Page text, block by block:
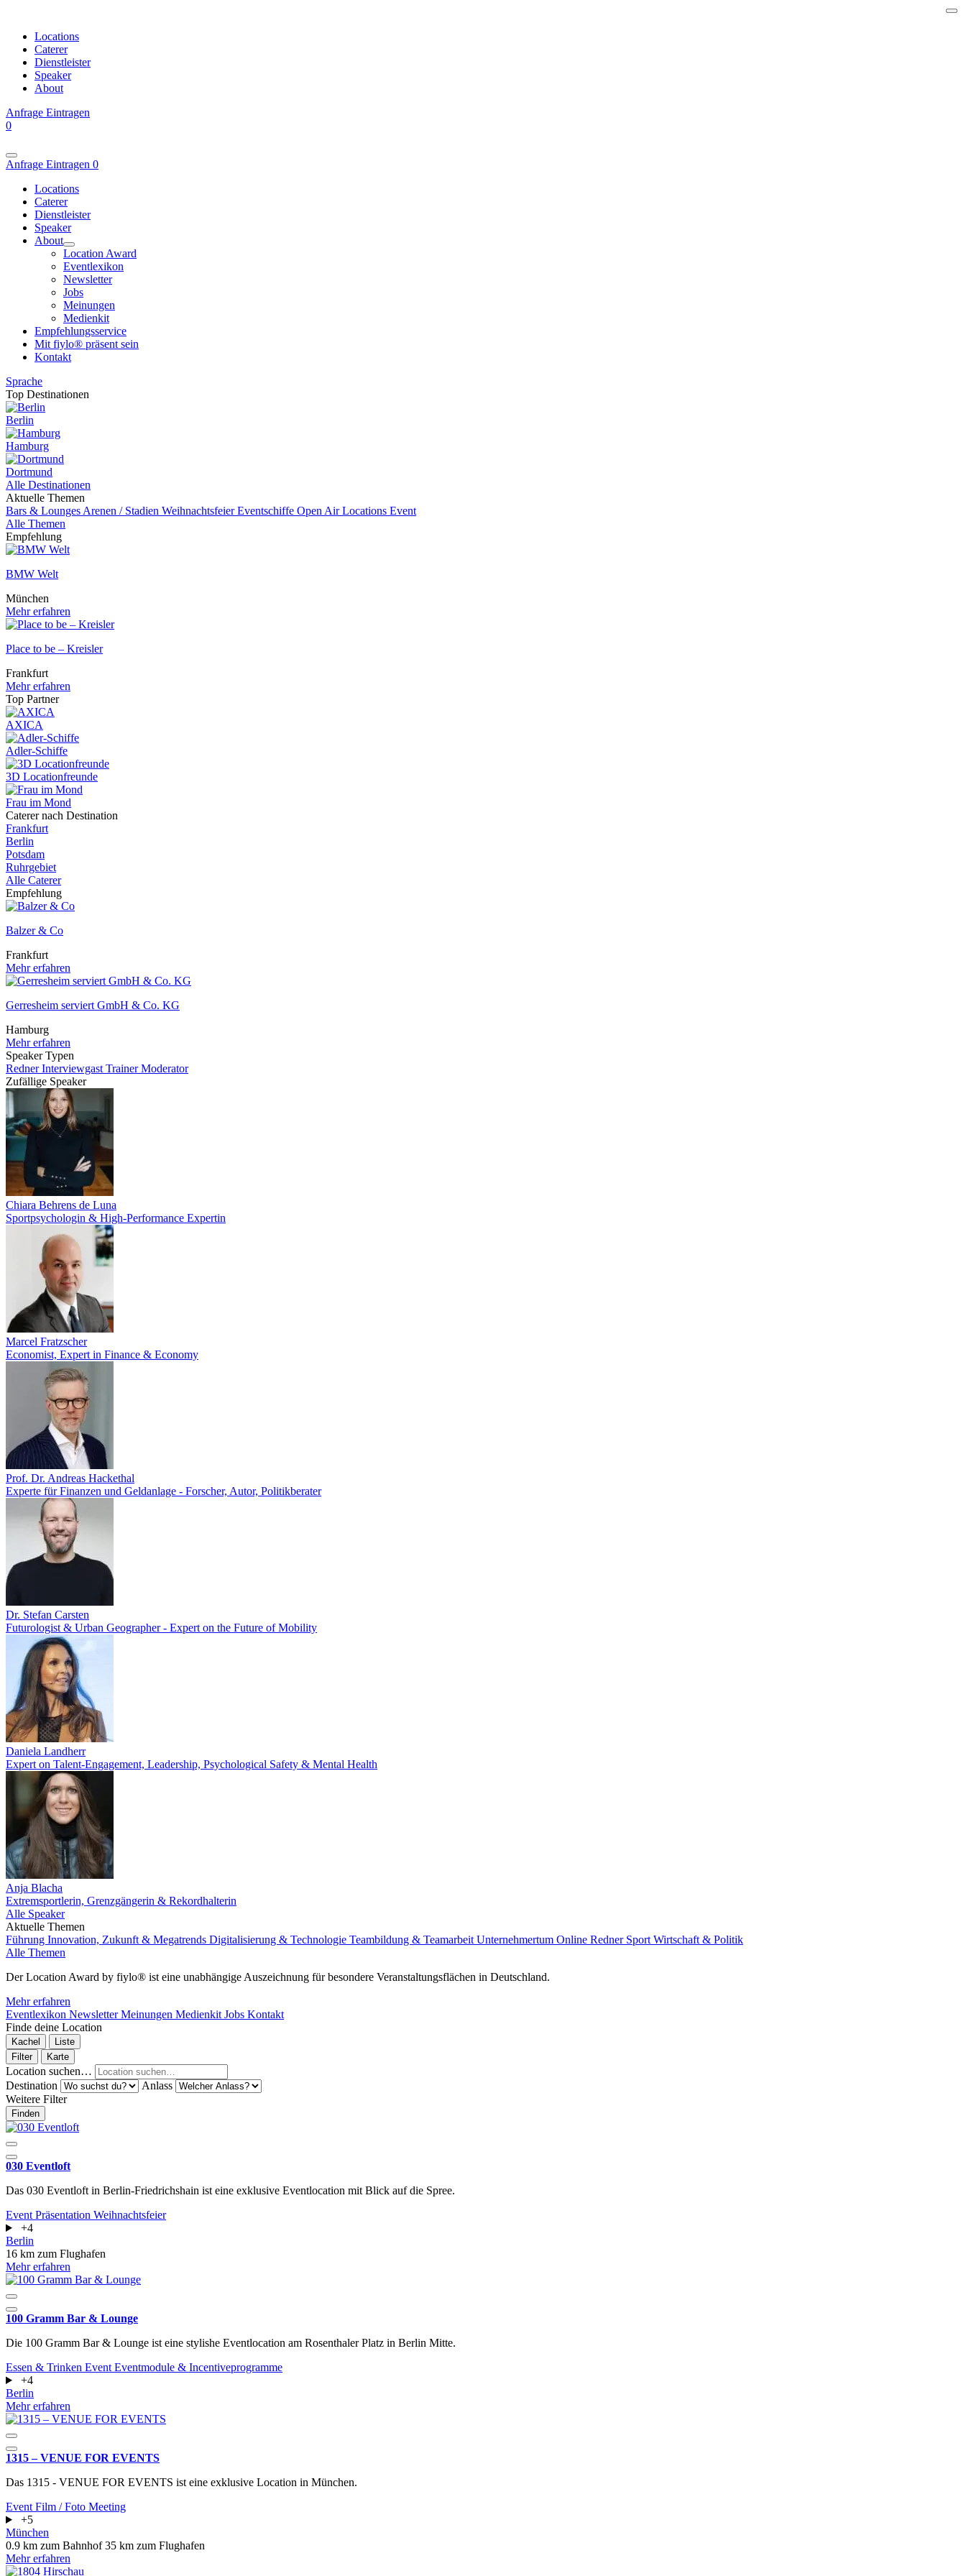
Locations
Caterer
Dienstleister
Speaker
About
Anfrage Eintragen
0
Anfrage Eintragen 0
Locations
Caterer
Dienstleister
Speaker
About
Location Award
Eventlexikon
Newsletter
Jobs
Meinungen
Medienkit
Empfehlungsservice
Mit fiylo® präsent sein
Kontakt
Sprache
Top Destinationen
Berlin
Hamburg
Dortmund
Alle Destinationen
Aktuelle Themen
Bars & Lounges Arenen / Stadien WeihnachtsfeierEventschiffe Open Air Locations Event
Alle Themen
Empfehlung
BMW Welt
München
Mehr erfahren
Place to be – Kreisler
Frankfurt
Mehr erfahren
Top Partner
AXICA
Adler-Schiffe
3D Locationfreunde
Frau im Mond
Caterer nach Destination
Frankfurt
Berlin
Potsdam
Ruhrgebiet
Alle Caterer
Empfehlung
Balzer & Co
Frankfurt
Mehr erfahren
Gerresheim serviert GmbH & Co. KG
Hamburg
Mehr erfahren
Speaker Typen
RednerInterviewgast TrainerModerator
Zufällige Speaker
Chiara Behrens de Luna
Sportpsychologin & High-Performance Expertin
Marcel Fratzscher
Economist, Expert in Finance & Economy
Prof. Dr. Andreas Hackethal
Experte für Finanzen und Geldanlage - Forscher, Autor, Politikberater
Dr. Stefan Carsten
Futurologist & Urban Geographer - Expert on the Future of Mobility
Daniela Landherr
Expert on Talent-Engagement, Leadership, Psychological Safety & Mental Health
Anja Blacha
Extremsportlerin, Grenzgängerin & Rekordhalterin
Alle Speaker
Aktuelle Themen
Führung Innovation, Zukunft & Megatrends Digitalisierung & Technologie Teambildung & Teamarbeit Unternehmertum Online Redner Sport Wirtschaft & Politik
Alle Themen
Der Location Award by fiylo® ist eine unabhängige Auszeichnung für besondere Veranstaltungsflächen in Deutschland.
Mehr erfahren
Eventlexikon NewsletterMeinungen Medienkit Jobs Kontakt
Finde deine Location
Kachel
Liste
Filter
Karte
Location suchen…
Destination
Anlass
Weitere Filter
Finden
030 Eventloft
Das 030 Eventloft in Berlin-Friedrichshain ist eine exklusive Eventlocation mit Blick auf die Spree.
Event Präsentation Weihnachtsfeier
+4
Berlin
16 km zum Flughafen
Mehr erfahren
100 Gramm Bar & Lounge
Die 100 Gramm Bar & Lounge ist eine stylishe Eventlocation am Rosenthaler Platz in Berlin Mitte.
Essen & Trinken Event Eventmodule & Incentiveprogramme
+4
Berlin
Mehr erfahren
1315 – VENUE FOR EVENTS
Das 1315 - VENUE FOR EVENTS ist eine exklusive Location in München.
Event Film / Foto Meeting
+5
München
0.9 km zum Bahnhof35 km zum Flughafen
Mehr erfahren